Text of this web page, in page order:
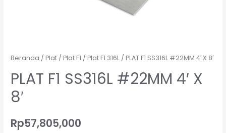
Beranda /Plat /Plat F1 /Plat F1 316L / PLAT F1 SS316L #22MM 4′ X 8′
PLAT F1 SS316L #22MM 4′ X
8′
Rp57,805,000